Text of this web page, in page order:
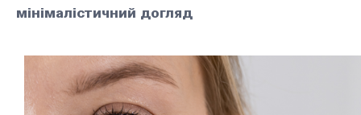
мінімалістичний догляд